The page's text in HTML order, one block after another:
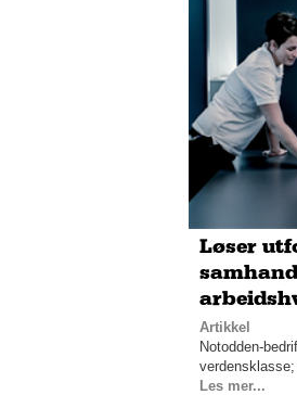
Løser
Artikkel
Notodden-
Les mer...